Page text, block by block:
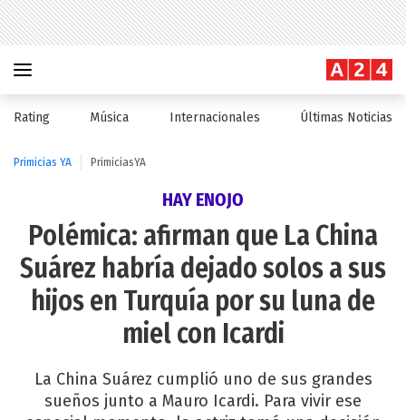
Rating Música Internacionales Últimas Noticias
Primicias YA PrimiciasYA
HAY ENOJO
Polémica: afirman que La China
Suárez habría dejado solos a sus
hijos en Turquía por su luna de
miel con Icardi
La China Suárez cumplió uno de sus grandes
sueños junto a Mauro Icardi. Para vivir ese